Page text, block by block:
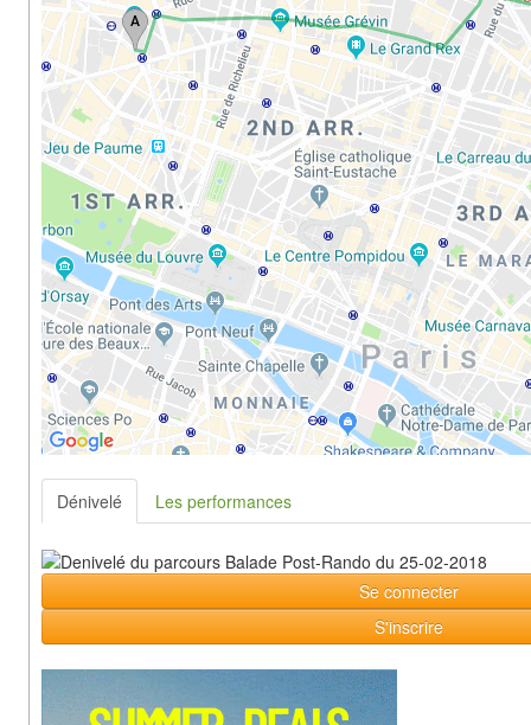
Outils & Réseaux
Dénivelé Les performances
Se connecter
S'inscrire